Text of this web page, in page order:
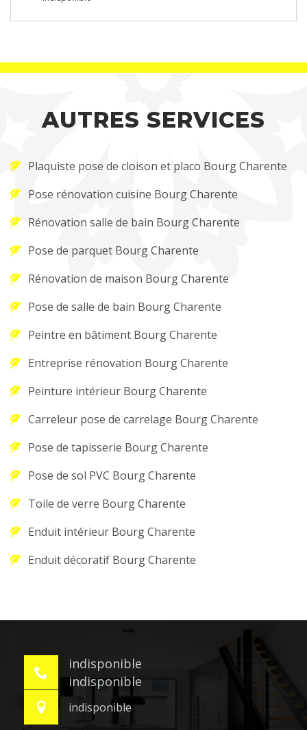
AUTRES SERVICES
Plaquiste pose de cloison et placo Bourg Charente
Pose rénovation cuisine Bourg Charente
Rénovation salle de bain Bourg Charente
Pose de parquet Bourg Charente
Rénovation de maison Bourg Charente
Pose de salle de bain Bourg Charente
Peintre en bâtiment Bourg Charente
Entreprise rénovation Bourg Charente
Peinture intérieur Bourg Charente
Carreleur pose de carrelage Bourg Charente
Pose de tapisserie Bourg Charente
Pose de sol PVC Bourg Charente
Toile de verre Bourg Charente
Enduit intérieur Bourg Charente
Enduit décoratif Bourg Charente
indisponible
indisponible
indisponible